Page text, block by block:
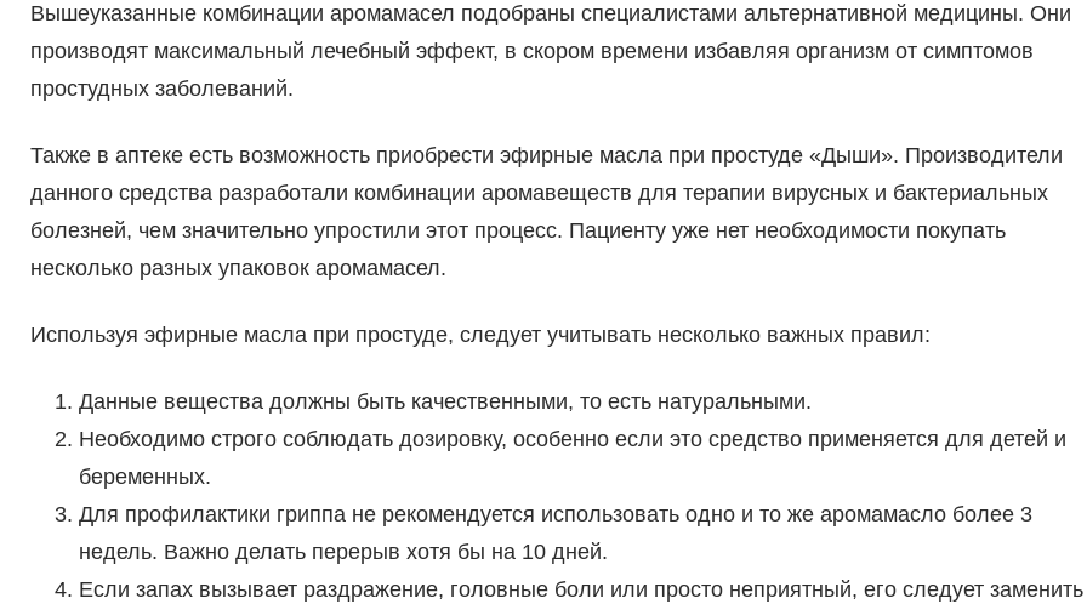
Вышеуказанные комбинации аромамасел подобраны специалистами альтернативной медицины. Они
производят максимальный лечебный эффект, в скором времени избавляя организм от симптомов
простудных заболеваний.
Также в аптеке есть возможность приобрести эфирные масла при простуде «Дыши». Производители
данного средства разработали комбинации аромавеществ для терапии вирусных и бактериальных
болезней, чем значительно упростили этот процесс. Пациенту уже нет необходимости покупать
несколько разных упаковок аромамасел.
Используя эфирные масла при простуде, следует учитывать несколько важных правил:
Данные вещества должны быть качественными, то есть натуральными.
Необходимо строго соблюдать дозировку, особенно если это средство применяется для детей и
беременных.
Для профилактики гриппа не рекомендуется использовать одно и то же аромамасло более 3
недель. Важно делать перерыв хотя бы на 10 дней.
Если запах вызывает раздражение, головные боли или просто неприятный, его следует заменить